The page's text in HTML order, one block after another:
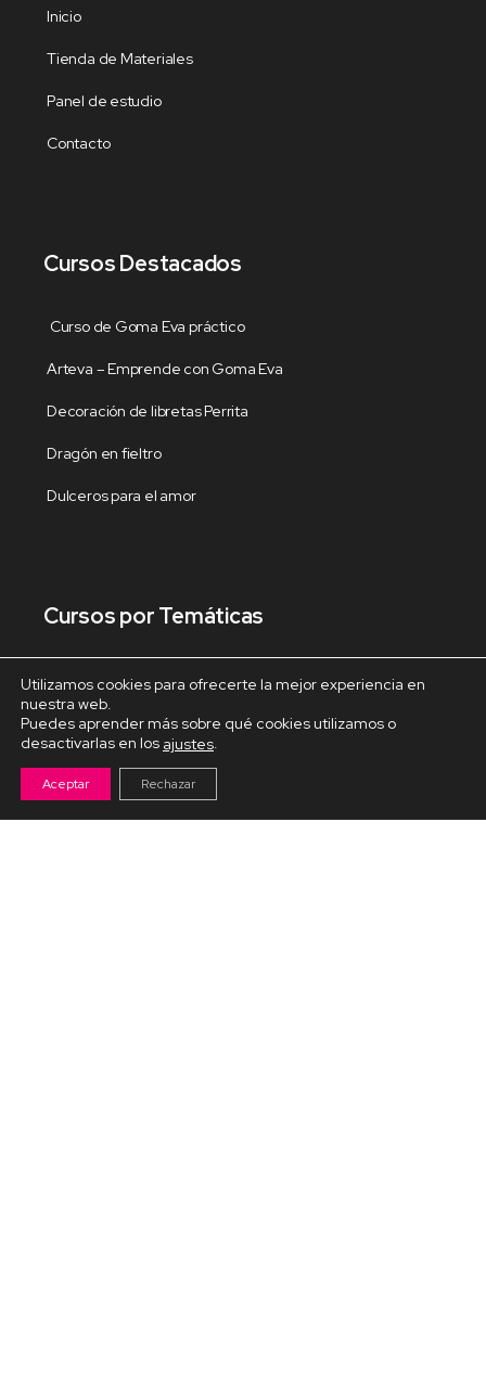
Inicio
Tienda de Materiales
Panel de estudio
Contacto
Cursos Destacados
Curso de Goma Eva práctico
Arteva – Emprende con Goma Eva
Decoración de libretas Perrita
Dragón en fieltro
Dulceros para el amor
Cursos por Temáticas
Decoración de libretas
Decoracion del hogar
Decoración Navideña
Fiestas y celebraciones
Utilizamos cookies para ofrecerte la mejor experiencia en
nuestra web.
Puedes aprender más sobre qué cookies utilizamos o
desactivarlas en los ajustes
Aceptar Rechazar